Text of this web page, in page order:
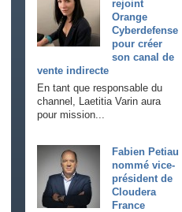
rejoint
Orange
Cyberdefense
pour créer
son canal de
vente indirecte
En tant que responsable du
channel, Laetitia Varin aura
pour mission...
Fabien Petiau
nommé vice-
président de
Cloudera
France